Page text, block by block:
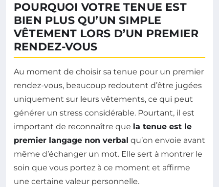
POURQUOI VOTRE TENUE EST
BIEN PLUS QU’UN SIMPLE
VÊTEMENT LORS D’UN PREMIER
RENDEZ-VOUS
Au moment de choisir sa tenue pour un premier
rendez-vous, beaucoup redoutent d’être jugées
uniquement sur leurs vêtements, ce qui peut
générer un stress considérable. Pourtant, il est
important de reconnaître que la tenue est le
premier langage non verbal qu’on envoie avant
même d’échanger un mot. Elle sert à montrer le
soin que vous portez à ce moment et affirme
une certaine valeur personnelle.